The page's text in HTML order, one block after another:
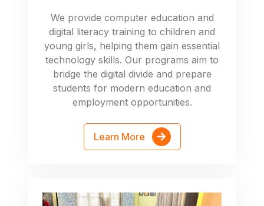
We provide computer education and
digital literacy training to children and
young girls, helping them gain essential
technology skills. Our programs aim to
bridge the digital divide and prepare
students for modern education and
employment opportunities.
Learn More